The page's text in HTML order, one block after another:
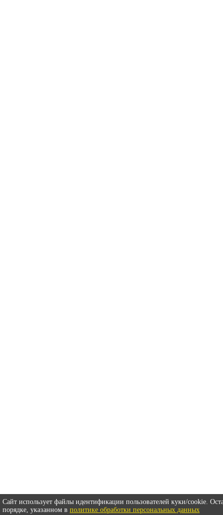
Сайт использует файлы идентификации пользователей куки/cookie.
порядке, указанном в политике обработки персональных данных